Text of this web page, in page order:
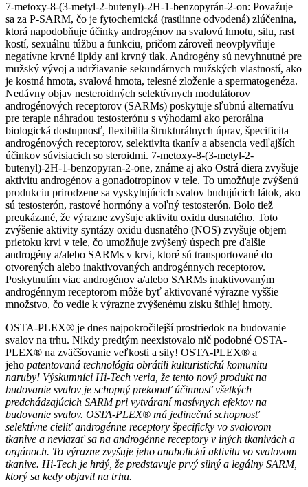
7-metoxy-8-(3-metyl-2-butenyl)-2H-1-benzopyrán-2-on: Považuje
sa za P-SARM, čo je fytochemická (rastlinne odvodená) zlúčenina,
ktorá napodobňuje účinky androgénov na svalovú hmotu, silu, rast
kostí, sexuálnu túžbu a funkciu, pričom zároveň neovplyvňuje
negatívne krvné lipidy ani krvný tlak. Androgény sú nevyhnutné pre
mužský vývoj a udržiavanie sekundárnych mužských vlastností, ako
je kostná hmota, svalová hmota, telesné zloženie a spermatogenéza.
Nedávny objav nesteroidných selektívnych modulátorov
androgénových receptorov (SARMs) poskytuje sľubnú alternatívu
pre terapie náhradou testosterónu s výhodami ako perorálna
biologická dostupnosť, flexibilita štrukturálnych úprav, špecificita
androgénových receptorov, selektivita tkanív a absencia vedľajších
účinkov súvisiacich so steroidmi. 7-metoxy-8-(3-metyl-2-
butenyl)-2H-1-benzopyran-2-one, známe aj ako Ostrá diera zvyšuje
aktivitu androgénov a gonadotropínov v tele. To umožňuje zvýšenú
produkciu prirodzene sa vyskytujúcich svalov budujúcich látok, ako
sú testosterón, rastové hormóny a voľný testosterón. Bolo tiež
preukázané, že výrazne zvyšuje aktivitu oxidu dusnatého. Toto
zvýšenie aktivity syntázy oxidu dusnatého (NOS) zvyšuje objem
prietoku krvi v tele, čo umožňuje zvýšený úspech pre ďalšie
androgény a/alebo SARMs v krvi, ktoré sú transportované do
otvorených alebo inaktivovaných androgénnych receptorov.
Poskytnutím viac androgénov a/alebo SARMs inaktivovaným
androgénnym receptorom môže byť aktivované výrazne vyššie
množstvo, čo vedie k výrazne zvýšenému zisku štíhlej hmoty.
OSTA-PLEX® je dnes najpokročilejší prostriedok na budovanie
svalov na trhu. Nikdy predtým neexistovalo nič podobné OSTA-
PLEX® na zväčšovanie veľkosti a sily! OSTA-PLEX® a
jeho patentovaná technológia obrátili kulturistickú komunitu
naruby! Výskumníci Hi-Tech veria, že tento nový produkt na
budovanie svalov je schopný prekonať účinnosť všetkých
predchádzajúcich SARM pri vytváraní masívnych efektov na
budovanie svalov. OSTA-PLEX® má jedinečnú schopnosť
selektívne cieliť androgénne receptory špecificky vo svalovom
tkanive a neviazať sa na androgénne receptory v iných tkanivách a
orgánoch. To výrazne zvyšuje jeho anabolickú aktivitu vo svalovom
tkanive. Hi-Tech je hrdý, že predstavuje prvý silný a legálny SARM,
ktorý sa kedy objavil na trhu.